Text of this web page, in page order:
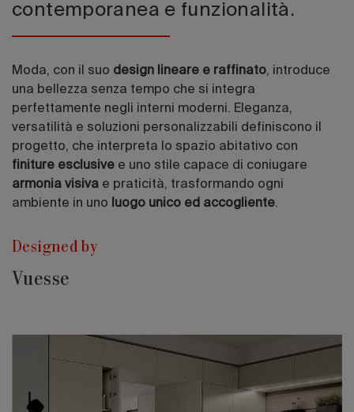
contemporanea e funzionalità.
Moda, con il suo design lineare e raffinato, introduce
una bellezza senza tempo che si integra
perfettamente negli interni moderni. Eleganza,
versatilità e soluzioni personalizzabili definiscono il
progetto, che interpreta lo spazio abitativo con
finiture esclusive e uno stile capace di coniugare
armonia visiva e praticità, trasformando ogni
ambiente in uno
luogo unico ed accogliente.
Designed by
Vuesse